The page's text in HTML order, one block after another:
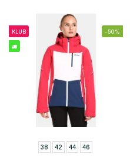
KLUB -50%
38 42 44 46